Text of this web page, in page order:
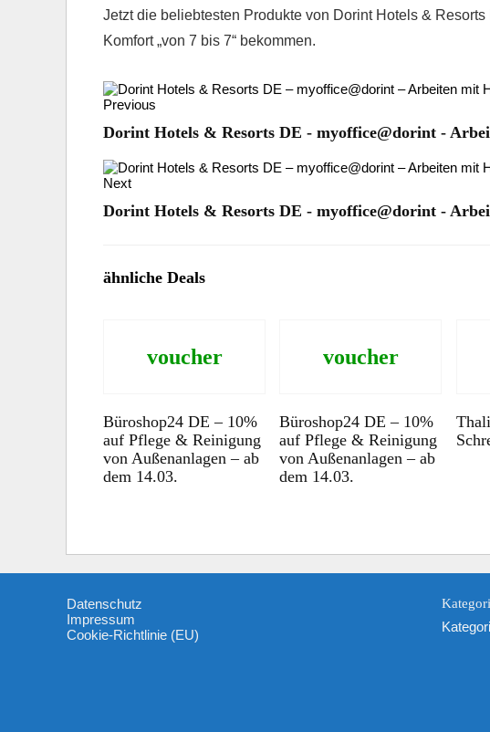
Jetzt die beliebtesten Produkte von Dorint Hotels &
Komfort „von 7 bis 7“ bekommen.
Previous
Dorint Hotels & Resorts DE - myoffice@dorint -
Next
Dorint Hotels & Resorts DE - myoffice@dorint -
ähnliche Deals
voucher
Büroshop24 DE – 10%
auf Pflege & Reinigung
von Außenanlagen – ab
dem 14.03.
voucher
Büroshop24 DE – 10%
auf Pflege & Reinigung
von Außenanlagen – ab
dem 14.03.
Datenschutz
Impressum
Cookie-Richtlinie (EU)